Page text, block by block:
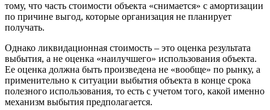
тому, что часть стоимости объекта «снимается» с амортизации
по причине выгод, которые организация не планирует
получать.
Однако ликвидационная стоимость – это оценка результата
выбытия, а не оценка «наилучшего» использования объекта.
Ее оценка должна быть произведена не «вообще» по рынку, а
применительно к ситуации выбытия объекта в конце срока
полезного использования, то есть с учетом того, какой именно
механизм выбытия предполагается.